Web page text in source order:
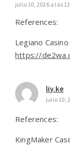
julio 10, 2026 a las
References:
Legiano Casino
https://
liy.ke
julio 10,
References:
KingMaker